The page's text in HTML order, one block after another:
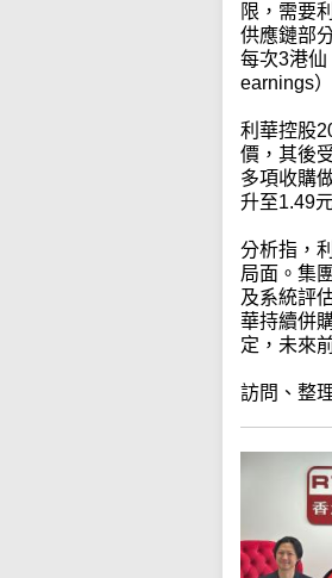
限，需要
供應鏈部
每次3港
earnings
利華控股
價，其後
多項收購
升至1.49
分析指，
局面。集
及系統評
華持續併
定，未來
訪問、整